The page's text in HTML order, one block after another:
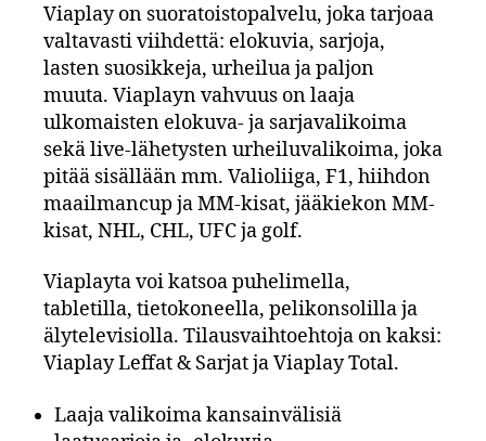
Viaplay on suoratoistopalvelu, joka tarjoaa
valtavasti viihdettä: elokuvia, sarjoja,
lasten suosikkeja, urheilua ja paljon
muuta. Viaplayn vahvuus on laaja
ulkomaisten elokuva- ja sarjavalikoima
sekä live-lähetysten urheiluvalikoima, joka
pitää sisällään mm. Valioliiga, F1, hiihdon
maailmancup ja MM-kisat, jääkiekon MM-
kisat, NHL, CHL, UFC ja golf.
Viaplayta voi katsoa puhelimella,
tabletilla, tietokoneella, pelikonsolilla ja
älytelevisiolla. Tilausvaihtoehtoja on kaksi:
Viaplay Leffat & Sarjat ja Viaplay Total.
Laaja valikoima kansainvälisiä